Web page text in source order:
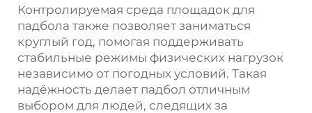
Контролируемая среда площадок для
падбола также позволяет заниматься
круглый год, помогая поддерживать
стабильные режимы физических нагрузок
независимо от погодных условий. Такая
надёжность делает падбол отличным
выбором для людей, следящих за